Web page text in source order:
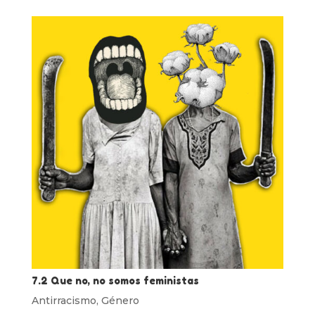
7.2 Que no, no somos feministas
Antirracismo, Género